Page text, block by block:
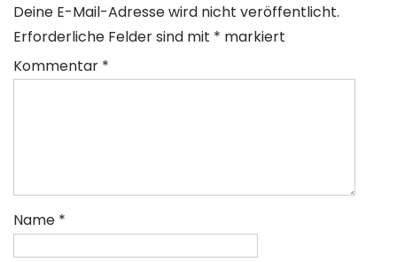
Deine E-Mail-Adresse wird nicht veröffentlicht.
Erforderliche Felder sind mit * markiert
Kommentar *
Name *